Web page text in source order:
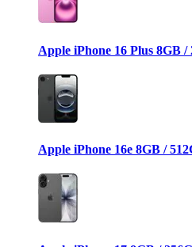
Apple iPhone 16 Plus 8GB
Apple iPhone 16e 8GB /